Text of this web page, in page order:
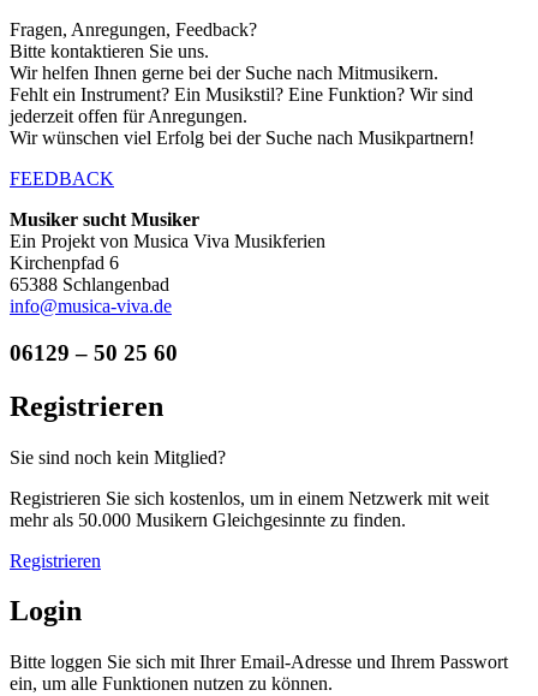
Fragen, Anregungen, Feedback?
Bitte kontaktieren Sie uns.
Wir helfen Ihnen gerne bei der Suche nach Mitmusikern.
Fehlt ein Instrument? Ein Musikstil? Eine Funktion? Wir sind
jederzeit offen für Anregungen.
Wir wünschen viel Erfolg bei der Suche nach Musikpartnern!
FEEDBACK
Musiker sucht Musiker
Ein Projekt von Musica Viva Musikferien
Kirchenpfad 6
65388 Schlangenbad
info@musica-viva.de
06129 – 50 25 60
Registrieren
Sie sind noch kein Mitglied?
Registrieren Sie sich kostenlos, um in einem Netzwerk mit weit
mehr als 50.000 Musikern Gleichgesinnte zu finden.
Registrieren
Login
Bitte loggen Sie sich mit Ihrer Email-Adresse und Ihrem Passwort
ein, um alle Funktionen nutzen zu können.